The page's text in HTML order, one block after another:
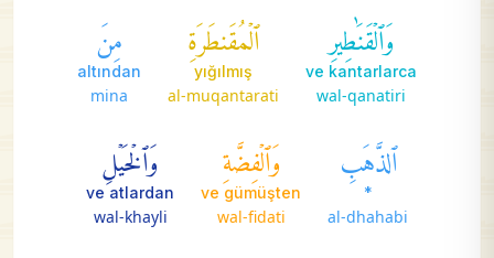
وَٱلۡقَنَٰطِيرِ
ve kantarlarca
wal-qanatiri
ٱلۡمُقَنطَرَةِ
yığılmış
al-muqantarati
مِنَ
altından
mina
ٱلذَّهَبِ
*
al-dhahabi
وَٱلۡفِضَّةِ
ve gümüşten
wal-fidati
وَٱلۡخَيۡلِ
ve atlardan
wal-khayli